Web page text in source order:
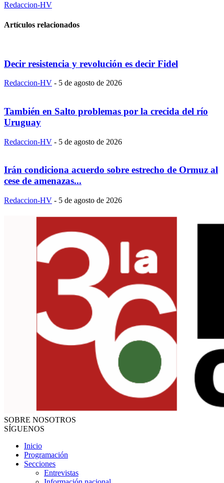
Redaccion-HV
Artículos relacionados
Decir resistencia y revolución es decir Fidel
Redaccion-HV - 5 de agosto de 2026
También en Salto problemas por la crecida del río
Uruguay
Redaccion-HV - 5 de agosto de 2026
Irán condiciona acuerdo sobre estrecho de Ormuz al
cese de amenazas...
Redaccion-HV - 5 de agosto de 2026
SOBRE NOSOTROS
SÍGUENOS
Inicio
Programación
Secciones
Entrevistas